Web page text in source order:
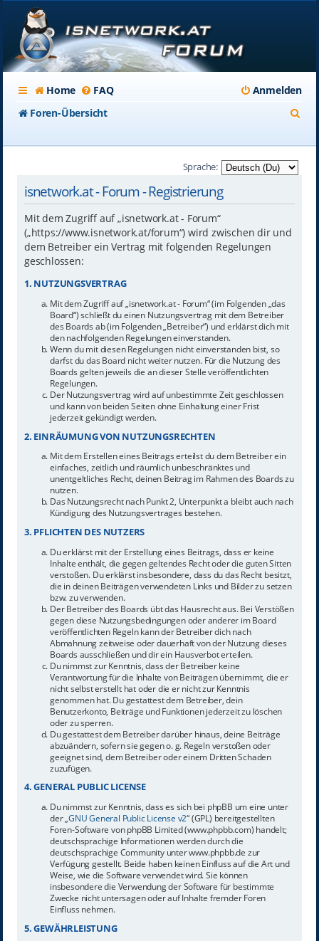
Home FAQ
Anmelden
Foren-Übersicht
Sprache:
isnetwork.at - Forum - Registrierung
Mit dem Zugriff auf „isnetwork.at - Forum“
(„https://www.isnetwork.at/forum“) wird zwischen dir und
dem Betreiber ein Vertrag mit folgenden Regelungen
geschlossen:
1. NUTZUNGSVERTRAG
Mit dem Zugriff auf „isnetwork.at - Forum“ (im Folgenden „das
Board“) schließt du einen Nutzungsvertrag mit dem Betreiber
des Boards ab (im Folgenden „Betreiber“) und erklärst dich mit
den nachfolgenden Regelungen einverstanden.
Wenn du mit diesen Regelungen nicht einverstanden bist, so
darfst du das Board nicht weiter nutzen. Für die Nutzung des
Boards gelten jeweils die an dieser Stelle veröffentlichten
Regelungen.
Der Nutzungsvertrag wird auf unbestimmte Zeit geschlossen
und kann von beiden Seiten ohne Einhaltung einer Frist
jederzeit gekündigt werden.
2. EINRÄUMUNG VON NUTZUNGSRECHTEN
Mit dem Erstellen eines Beitrags erteilst du dem Betreiber ein
einfaches, zeitlich und räumlich unbeschränktes und
unentgeltliches Recht, deinen Beitrag im Rahmen des Boards zu
nutzen.
Das Nutzungsrecht nach Punkt 2, Unterpunkt a bleibt auch nach
Kündigung des Nutzungsvertrages bestehen.
3. PFLICHTEN DES NUTZERS
Du erklärst mit der Erstellung eines Beitrags, dass er keine
Inhalte enthält, die gegen geltendes Recht oder die guten Sitten
verstoßen. Du erklärst insbesondere, dass du das Recht besitzt,
die in deinen Beiträgen verwendeten Links und Bilder zu setzen
bzw. zu verwenden.
Der Betreiber des Boards übt das Hausrecht aus. Bei Verstößen
gegen diese Nutzungsbedingungen oder anderer im Board
veröffentlichten Regeln kann der Betreiber dich nach
Abmahnung zeitweise oder dauerhaft von der Nutzung dieses
Boards ausschließen und dir ein Hausverbot erteilen.
Du nimmst zur Kenntnis, dass der Betreiber keine
Verantwortung für die Inhalte von Beiträgen übernimmt, die er
nicht selbst erstellt hat oder die er nicht zur Kenntnis
genommen hat. Du gestattest dem Betreiber, dein
Benutzerkonto, Beiträge und Funktionen jederzeit zu löschen
oder zu sperren.
Du gestattest dem Betreiber darüber hinaus, deine Beiträge
abzuändern, sofern sie gegen o. g. Regeln verstoßen oder
geeignet sind, dem Betreiber oder einem Dritten Schaden
zuzufügen.
4. GENERAL PUBLIC LICENSE
Du nimmst zur Kenntnis, dass es sich bei phpBB um eine unter
der „GNU General Public License v2“ (GPL) bereitgestellten
Foren-Software von phpBB Limited (www.phpbb.com) handelt;
deutschsprachige Informationen werden durch die
deutschsprachige Community unter www.phpbb.de zur
Verfügung gestellt. Beide haben keinen Einfluss auf die Art und
Weise, wie die Software verwendet wird. Sie können
insbesondere die Verwendung der Software für bestimmte
Zwecke nicht untersagen oder auf Inhalte fremder Foren
Einfluss nehmen.
5. GEWÄHRLEISTUNG